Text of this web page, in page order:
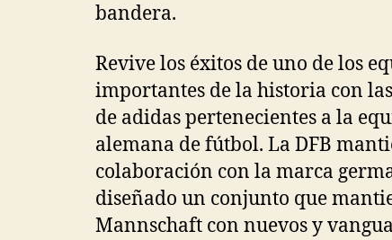
bandera.
Revive los éxitos de uno de los
importantes de la historia con
de adidas pertenecientes a la
alemana de fútbol. La DFB
colaboración con la marca
diseñado un conjunto que
Mannschaft con nuevos y